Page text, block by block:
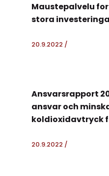
Maustepalvelu
stora
20.9.2022 /
Ansvarsrapport
ansvar och
koldioxidavtryck
20.9.2022 /